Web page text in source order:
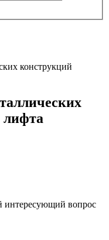
конструкций
лифта
интересующий вопрос